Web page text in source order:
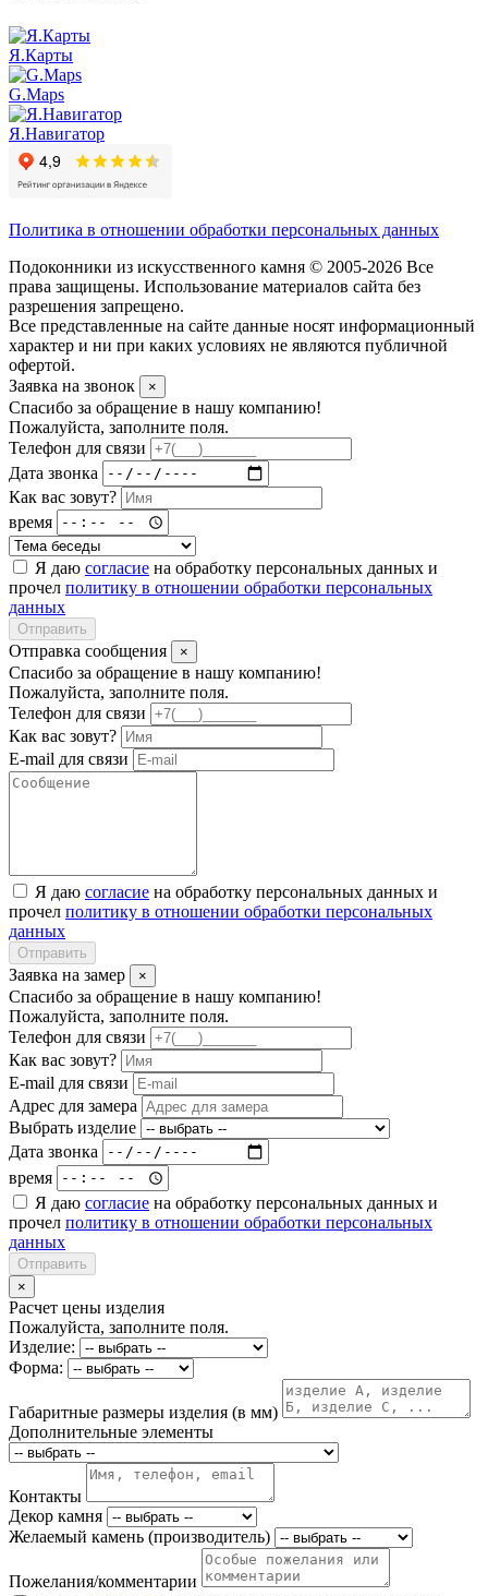
Я.Карты
G.Maps
Я.Навигатор
Политика в отношении обработки персональных данных
Подоконники из искусственного камня © 2005-2026 Все
права защищены. Использование материалов сайта без
разрешения запрещено.
Все представленные на сайте данные носят информационный
характер и ни при каких условиях не являются публичной
офертой.
Заявка на звонок
×
Спасибо за обращение в нашу компанию!
Пожалуйста, заполните поля.
Телефон для связи
Дата звонка
Как вас зовут?
время
Я даю согласие на обработку персональных данных и
прочел политику в отношении обработки персональных
данных
Отправить
Отправка сообщения ×
Спасибо за обращение в нашу компанию!
Пожалуйста, заполните поля.
Телефон для связи
Как вас зовут?
E-mail для связи
Я даю согласие на обработку персональных данных и
прочел политику в отношении обработки персональных
данных
Отправить
Заявка на замер ×
Спасибо за обращение в нашу компанию!
Пожалуйста, заполните поля.
Телефон для связи
Как вас зовут?
E-mail для связи
Адрес для замера
Выбрать изделие
Дата звонка
время
Я даю согласие на обработку персональных данных и
прочел политику в отношении обработки персональных
данных
Отправить
×
Расчет цены изделия
Пожалуйста, заполните поля.
Изделие:
Форма:
Габаритные размеры изделия (в мм)
Дополнительные элементы
Контакты
Декор камня
Желаемый камень (производитель)
Пожелания/комментарии